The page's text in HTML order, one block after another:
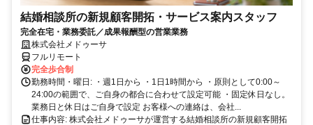
結婚相談所の新規顧客開拓・サービス案内スタッフ
完全在宅・業務委託／成果報酬型の営業業務
株式会社メドゥーサ
フルリモート
完全歩合制
勤務時間・曜日: ・週1日から ・1日1時間から ・原則として0:00～
24:00の範囲で、ご自身の都合に合わせて設定可能 ・固定休日なし。
業務日と休日はご自身で設定 お客様への連絡は、会社...
仕事内容: 株式会社メドゥーサが運営する結婚相談所の新規顧客開拓